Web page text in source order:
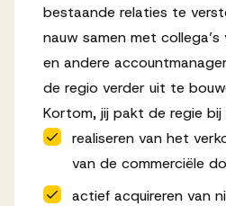
bestaande relaties te
nauw samen met
en andere
de regio verder uit te
Kortom, jij pakt de regie bij
realiseren van het
van de commerciële
actief acquireren van